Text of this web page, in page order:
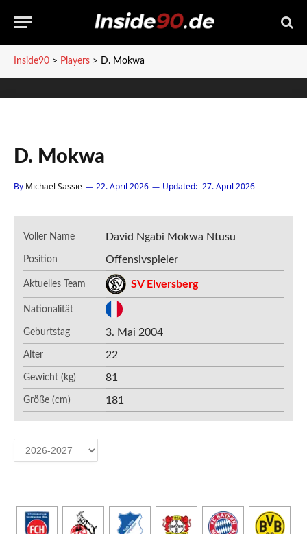
Inside90 > Players > D. Mokwa
D. Mokwa
By Michael Sassie 22. April 2026 Updated: 27. April 2026
Voller Name David Ngabi Mokwa Ntusu
Position Offensivspieler
Aktuelles Team SV Elversberg
Nationalität
Geburtstag 3. Mai 2004
Alter 22
Gewicht (kg) 81
Größe (cm) 181